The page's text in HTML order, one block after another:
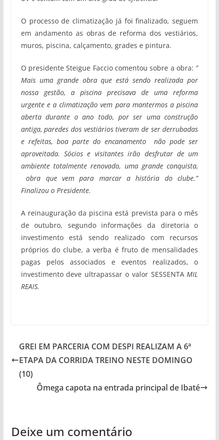
O processo de climatização já foi finalizado, seguem
em andamento as obras de reforma dos vestiários,
muros, piscina, calçamento, grades e pintura.
O presidente Steigue Faccio comentou sobre a obra: ”
Mais uma grande obra que está sendo realizada por
nossa gestão, a piscina precisava de uma reforma
urgente e a climatização vem para mantermos a piscina
aberta durante o ano todo, por ser uma construção
antiga, paredes dos vestiários tiveram de ser derrubadas
e refeitas, boa parte do encanamento não pode ser
aproveitada. Sócios e visitantes irão desfrutar de um
ambiente totalmente renovado, uma grande conquista,
obra que vem para marcar a história do clube.”
Finalizou o Presidente.
A reinauguração da piscina está prevista para o mês
de outubro, segundo informações da diretoria o
investimento está sendo realizado com recursos
próprios do clube, a verba é fruto de mensalidades
pagas pelos associados e eventos realizados, o
investimento deve ultrapassar o valor SESSENTAMIL
REAIS.
GREI EM PARCERIA COM DESPI REALIZAM A 6ª
ETAPA DA CORRIDA TREINO NESTE DOMINGO
(10)
Ômega capota na entrada principal de Ibaté
Deixe um comentário